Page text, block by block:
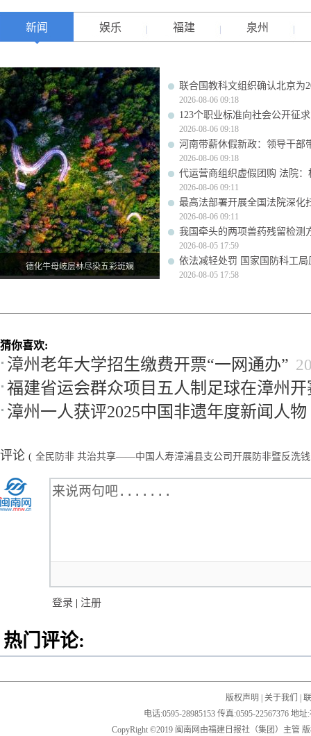
新闻 娱乐 福建 泉州
德化牛母岐层林尽染五彩斑斓
联合国教科文组织确认北京为
2026-08-06 09:18
123个职业标准向社会公开征
2026-08-06 09:18
河南带薪休假新政：领导干部
2026-08-06 09:18
代运营商组织虚假团购 法院
2026-08-06 09:11
最高法部署开展全国法院深化
2026-08-06 09:11
我国牵头的两项兽药残留检测
2026-08-05 17:59
依法减轻处罚 国家国防科工
2026-08-05 17:58
猜你喜欢:
漳州老年大学招生缴费开票“一网通办”
福建省运会群众项目五人制足球在漳州开
漳州一人获评2025中国非遗年度新闻人物
评论 ( 全民防非 共治共享——中国人寿漳浦县支公司开展防非暨反洗
登录 | 注册
热门评论:
版权声明 关于我们
电话:0595-28985153 传真:0595-22567376 地
CopyRight ©2019 闽南网由福建日报社（集团）主管